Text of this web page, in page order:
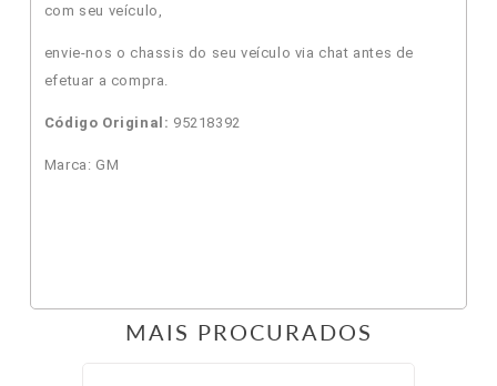
com seu veículo,
envie-nos o chassis do seu veículo via chat antes de
efetuar a compra.
Código Original: 95218392
Marca: GM
MAIS PROCURADOS